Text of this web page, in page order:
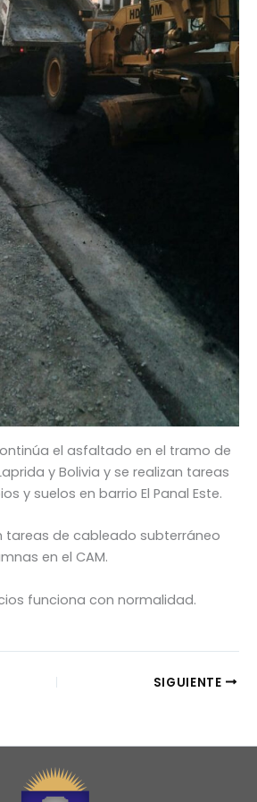
el asfaltado en el tramo de
y Bolivia y se realizan tareas
y suelos en barrio El Panal Este.
tareas de cableado subterráneo
en el CAM.
funciona con normalidad.
SIGUIENTE